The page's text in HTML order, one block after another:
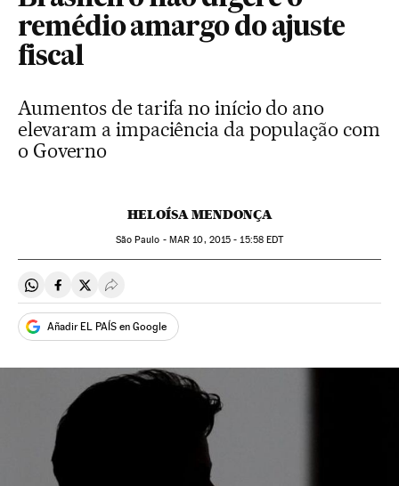
remédio amargo do ajuste
fiscal
Aumentos de tarifa no início do ano
elevaram a impaciência da população com
o Governo
HELOÍSA MENDONÇA
São Paulo - MAR 10, 2015 - 15:58EDT
Compartir en Whatsapp
Compartir en Facebook
Compartir en Twitter
Desplegar Redes Sociales
Añadir EL PAÍS en Google